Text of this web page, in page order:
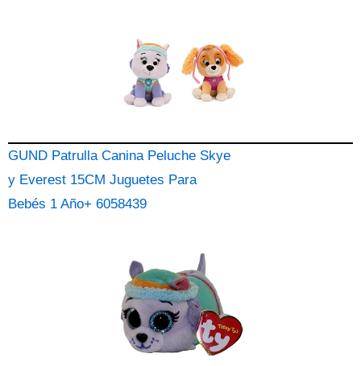
GUND Patrulla Canina Peluche Skye
y Everest 15CM Juguetes Para
Bebés 1 Año+ 6058439